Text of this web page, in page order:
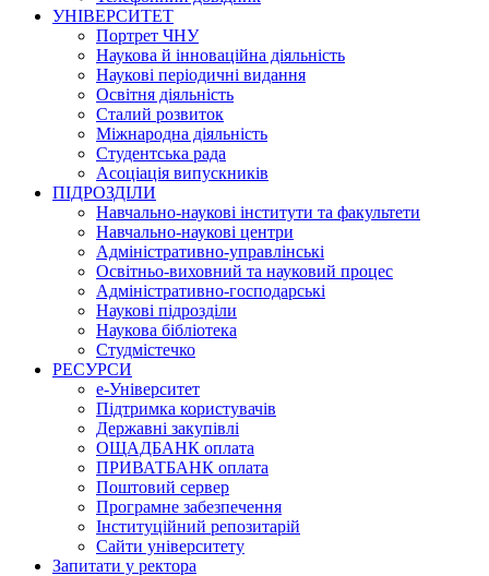
УНІВЕРСИТЕТ
Портрет ЧНУ
Наукова й інноваційна діяльність
Наукові періодичні видання
Освітня діяльність
Сталий розвиток
Міжнародна діяльність
Студентська рада
Асоціація випускників
ПІДРОЗДІЛИ
Навчально-наукові інститути та факультети
Навчально-наукові центри
Адміністративно-управлінські
Освітньо-виховний та науковий процес
Адміністративно-господарські
Наукові підрозділи
Наукова бібліотека
Студмістечко
РЕСУРСИ
е-Університет
Підтримка користувачів
Державні закупівлі
ОЩАДБАНК оплата
ПРИВАТБАНК оплата
Поштовий сервер
Програмне забезпечення
Інституційний репозитарій
Сайти університету
Запитати у ректора